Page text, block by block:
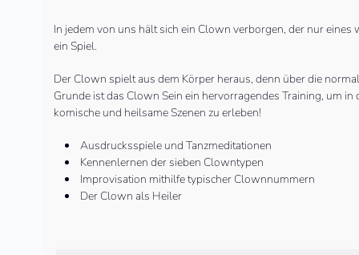
In jedem von uns hält sich ein Clown verborgen, der nur
ein Spiel.
Der Clown spielt aus dem Körper heraus, denn über die
Grunde ist das Clown Sein ein hervorragendes Training, um
komische und heilsame Szenen zu erleben!
Ausdrucksspiele und Tanzmeditationen
Kennenlernen der sieben Clowntypen
Improvisation mithilfe typischer Clownnummern
Der Clown als Heiler